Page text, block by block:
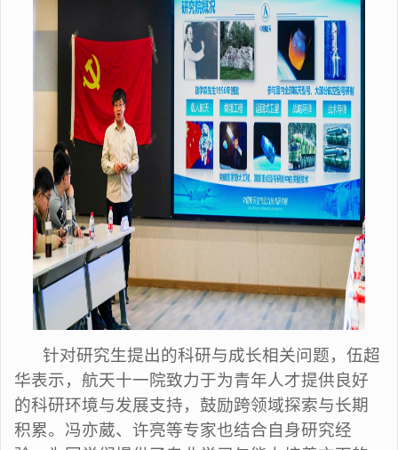
针对研究生提出的科研与成长相关问题，伍超
华表示，航天十一院致力于为青年人才提供良好
的科研环境与发展支持，鼓励跨领域探索与长期
积累。冯亦葳、许亮等专家也结合自身研究经